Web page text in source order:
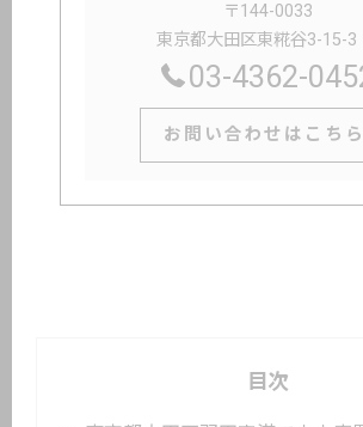
〒144-0033
東京都大田区東糀谷3-15-3
03-4362-
お問い合わせはこちら
目次